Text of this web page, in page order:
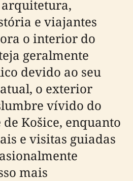
arquitetura,
e viajantes
o interior do
geralmente
devido ao seu
o exterior
vívido do
Košice, enquanto
e visitas guiadas
mais